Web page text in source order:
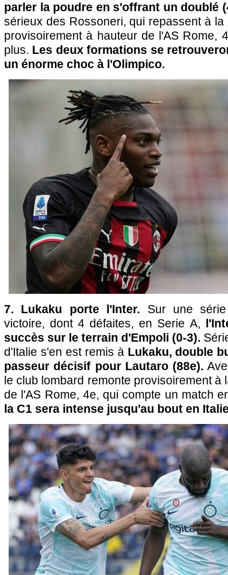
parler la poudre en s'offrant un doublé
sérieux des Rossoneri, qui repassent à
provisoirement à hauteur de l'AS Rome,
plus. Les deux formations se
un énorme choc à l'Olimpico.
7. Lukaku porte l'Inter. Sur une
victoire, dont 4 défaites, en Serie A,
succès sur le terrain d'Empoli (0-3).
d'Italie s'en est remis à Lukaku, double
passeur décisif pour Lautaro (88e).
le club lombard remonte provisoirement à
de l'AS Rome, 4e, qui compte un match
la C1 sera intense jusqu'au bout en